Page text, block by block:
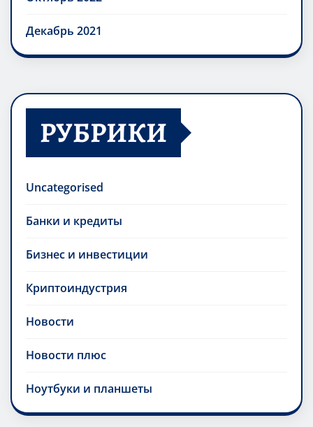
Декабрь 2021
РУБРИКИ
Uncategorised
Банки и кредиты
Бизнес и инвестиции
Криптоиндустрия
Новости
Новости плюс
Ноутбуки и планшеты